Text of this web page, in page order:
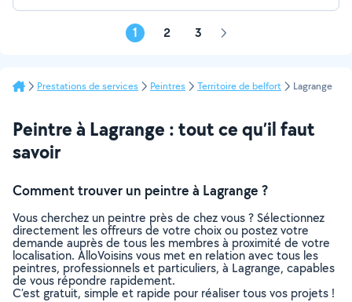
1 2 3 Page
Prestations de services Peintres Territoire de belfort Lagrange
Peintre à Lagrange : tout ce qu’il faut
savoir
Comment trouver un peintre à Lagrange ?
Vous cherchez un peintre près de chez vous ? Sélectionnez
directement les offreurs de votre choix ou postez votre
demande auprès de tous les membres à proximité de votre
localisation. AlloVoisins vous met en relation avec tous les
peintres, professionnels et particuliers, à Lagrange, capables
de vous répondre rapidement.
C’est gratuit, simple et rapide pour réaliser tous vos projets !